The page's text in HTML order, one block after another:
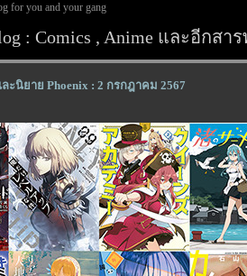
for you and your gang
: Comics , Anime และอีกสา
นิยาย Phoenix : 2 กรกฎาคม 2567